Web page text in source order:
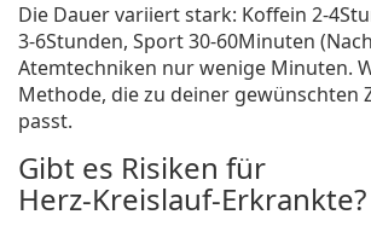
Die Dauer variiert stark: Koffein
3‑6Stunden, Sport 30‑60Minuten
Atemtechniken nur wenige Minuten.
Methode, die zu deiner gewünschten
passt.
Gibt es Risiken für
Herz‑Kreislauf‑Erkrankte?